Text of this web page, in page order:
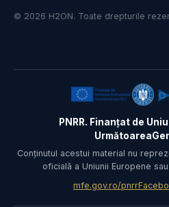
© 2026 H2ON. Toate drepturile
PNRR. Finanțat de
Conținutul acestui material nu
oficială a Uniunii Europene sau
mfe.gov.ro/pnrr